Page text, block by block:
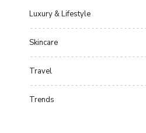
Luxury & Lifestyle
Skincare
Travel
Trends